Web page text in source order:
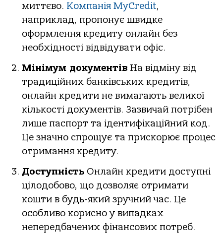
миттєво. Компанія MyCredit,
наприклад, пропонує швидке
оформлення кредиту онлайн без
необхідності відвідувати офіс.
Мінімум документів На відміну від
традиційних банківських кредитів,
онлайн кредити не вимагають великої
кількості документів. Зазвичай потрібен
лише паспорт та ідентифікаційний код.
Це значно спрощує та прискорює процес
отримання кредиту.
Доступність Онлайн кредити доступні
цілодобово, що дозволяє отримати
кошти в будь-який зручний час. Це
особливо корисно у випадках
непередбачених фінансових потреб.